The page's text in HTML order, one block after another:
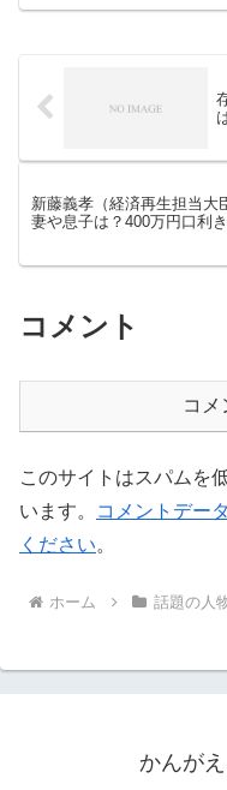
新藤義孝（経済再生担当大
妻や息子は？400万円口利
コメント
コメ
このサイトはスパムを
います。
コメントデー
ください。
ホーム 話題の人
かんが